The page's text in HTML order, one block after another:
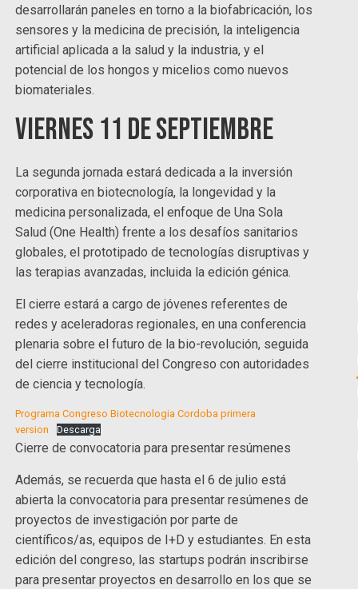
desarrollarán paneles en torno a la biofabricación, los
sensores y la medicina de precisión, la inteligencia
artificial aplicada a la salud y la industria, y el
potencial de los hongos y micelios como nuevos
biomateriales.
Viernes 11 de septiembre
La segunda jornada estará dedicada a la inversión
corporativa en biotecnología, la longevidad y la
medicina personalizada, el enfoque de Una Sola
Salud (One Health) frente a los desafíos sanitarios
globales, el prototipado de tecnologías disruptivas y
las terapias avanzadas, incluida la edición génica.
El cierre estará a cargo de jóvenes referentes de
redes y aceleradoras regionales, en una conferencia
plenaria sobre el futuro de la bio-revolución, seguida
del cierre institucional del Congreso con autoridades
de ciencia y tecnología.
Programa Congreso Biotecnologia Cordoba primera
version
Descarga
Cierre de convocatoria para presentar resúmenes
Además, se recuerda que hasta el 6 de julio está
abierta la convocatoria para presentar resúmenes de
proyectos de investigación por parte de
científicos/as, equipos de I+D y estudiantes. En esta
edición del congreso, las startups podrán inscribirse
para presentar proyectos en desarrollo en los que se